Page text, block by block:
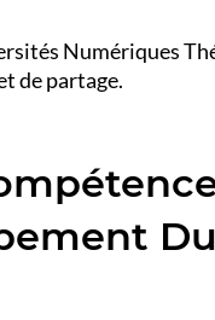
Numériques
de partage.